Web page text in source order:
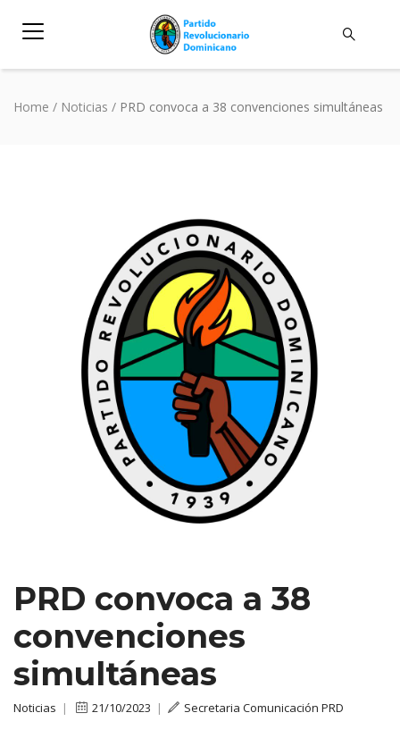
Home / Noticias / PRD convoca a 38 convenciones simultáneas
PRD convoca a 38
convenciones
simultáneas
Noticias | 21/10/2023 | Secretaria Comunicación PRD